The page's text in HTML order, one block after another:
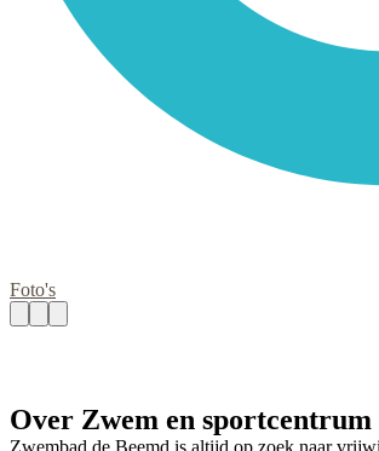
Foto's
Over Zwem en sportcentrum